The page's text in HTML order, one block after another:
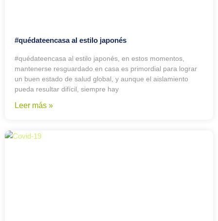
#quédateencasa al estilo japonés
#quédateencasa al estilo japonés, en estos momentos,
mantenerse resguardado en casa es primordial para lograr
un buen estado de salud global, y aunque el aislamiento
pueda resultar difícil, siempre hay
Leer más »